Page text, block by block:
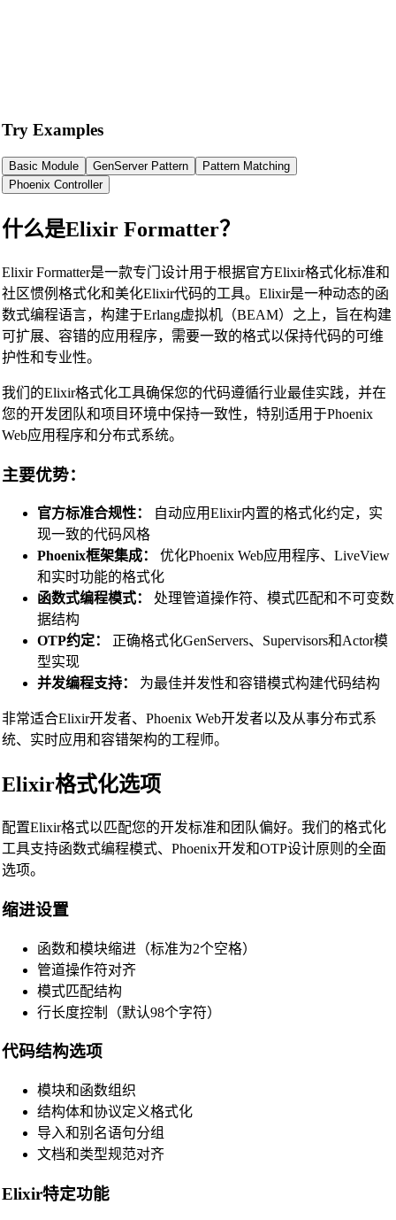
🔗 Related Tools
代码格式化与美化工具
🔧 工具
HTML Beautifier
JavaScript Beautifier
TypeScript Beautifier
Vue Beautifier
Try Examples
Basic Module GenServer Pattern
Pattern Matching
Phoenix Controller
什么是Elixir Formatter？
Elixir Formatter是一款专门设计用于根据官方Elixir格式化标准和
社区惯例格式化和美化Elixir代码的工具。Elixir是一种动态的函
数式编程语言，构建于Erlang虚拟机（BEAM）之上，旨在构建
可扩展、容错的应用程序，需要一致的格式以保持代码的可维
护性和专业性。
我们的Elixir格式化工具确保您的代码遵循行业最佳实践，并在
您的开发团队和项目环境中保持一致性，特别适用于Phoenix
Web应用程序和分布式系统。
主要优势：
官方标准合规性：
自动应用Elixir内置的格式化约定，实
现一致的代码风格
Phoenix框架集成：
优化Phoenix Web应用程序、LiveView
和实时功能的格式化
函数式编程模式：
处理管道操作符、模式匹配和不可变数
据结构
OTP约定：
正确格式化GenServers、Supervisors和Actor模
型实现
并发编程支持：
为最佳并发性和容错模式构建代码结构
非常适合Elixir开发者、Phoenix Web开发者以及从事分布式系
统、实时应用和容错架构的工程师。
Elixir格式化选项
配置Elixir格式以匹配您的开发标准和团队偏好。我们的格式化
工具支持函数式编程模式、Phoenix开发和OTP设计原则的全面
选项。
缩进设置
函数和模块缩进（标准为2个空格）
管道操作符对齐
模式匹配结构
行长度控制（默认98个字符）
代码结构选项
模块和函数组织
结构体和协议定义格式化
导入和别名语句分组
文档和类型规范对齐
Elixir特定功能